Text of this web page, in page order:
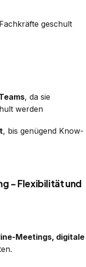
geschult
, da sie
werden
, bis genügend Know-
– Flexibilität und
Meetings, digitale